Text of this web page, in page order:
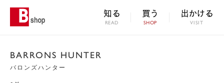
知る
READ
買う
SHOP
出かける
VISIT
BARRONS HUNTER
バロンズハンター